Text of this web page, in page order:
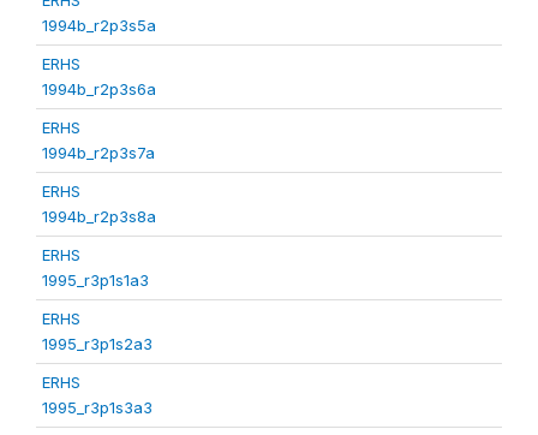
1994b_r2p3s5a
ERHS
1994b_r2p3s6a
ERHS
1994b_r2p3s7a
ERHS
1994b_r2p3s8a
ERHS
1995_r3p1s1a3
ERHS
1995_r3p1s2a3
ERHS
1995_r3p1s3a3